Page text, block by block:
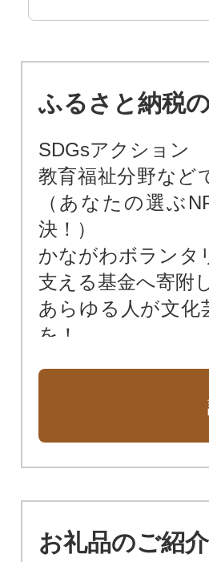
ふるさと納税
SDGsアクション
教育福祉分野など
（あなたの選ぶ
決！）
かながわボランタ
支える基金へ寄附
あらゆる人が文化
を！
神奈川県水源環境
かながわ森林基金
ともに生きる社会
南方諸地域戦没者
お礼品のご紹介